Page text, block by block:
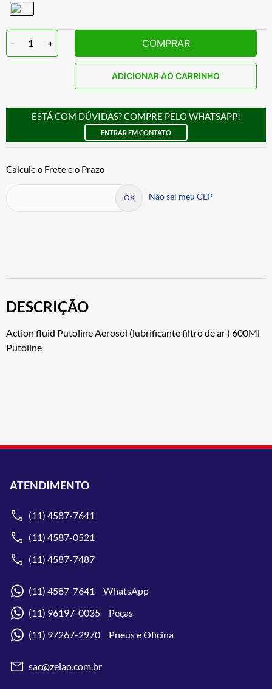
- 1 + COMPRAR
ADICIONAR AO CARRINHO
ESTÁ COM DÚVIDAS? COMPRE PELO WHATSAPP!
ENTRAR EM CONTATO
Não sei meu CEP
DESCRIÇÃO
Action fluid Putoline Aerosol (lubrificante filtro de ar ) 600Ml
Putoline
ATENDIMENTO
(11) 4587-7641
(11) 4587-0521
(11) 4587-7487
(11) 4587-7641 WhatsApp
(11) 96197-0035 Peças
(11) 97267-2970 Pneus e Oficina
sac@zelao.com.br